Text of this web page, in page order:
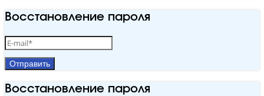
Восстановление пароля
Отправить
Восстановление пароля